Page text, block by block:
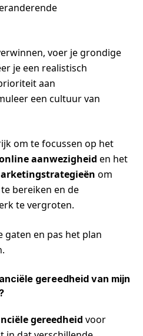
voer je grondige
je een realistisch
aan
een cultuur van
om te focussen op het
aanwezigheid en het
om
bereiken en de
te vergroten.
gaten en pas het plan
gereedheid van mijn
gereedheid voor